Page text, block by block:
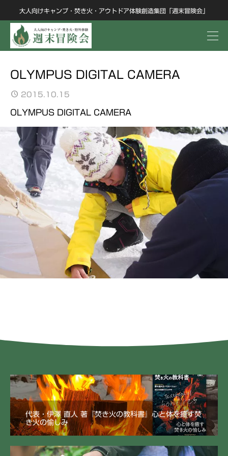
大人向けキャンプ・焚き火・アウトドア体験創造集団「週末冒険会」
OLYMPUS DIGITAL CAMERA
2015.10.15
OLYMPUS DIGITAL CAMERA
代表・伊澤 直人 著『焚き火の教科書』心と体を癒す焚
き火の愉しみ